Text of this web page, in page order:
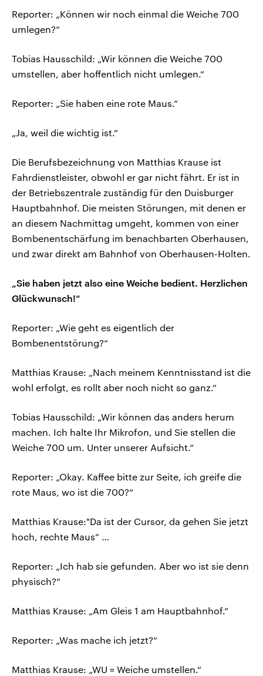
Reporter: „Können wir noch einmal die Weiche 700
umlegen?“
Tobias Hausschild: „Wir können die Weiche 700
umstellen, aber hoffentlich nicht umlegen.“
Reporter: „Sie haben eine rote Maus.“
„Ja, weil die wichtig ist.“
Die Berufsbezeichnung von Matthias Krause ist
Fahrdienstleister, obwohl er gar nicht fährt. Er ist in
der Betriebszentrale zuständig für den Duisburger
Hauptbahnhof. Die meisten Störungen, mit denen er
an diesem Nachmittag umgeht, kommen von einer
Bombenentschärfung im benachbarten Oberhausen,
und zwar direkt am Bahnhof von Oberhausen-Holten.
„Sie haben jetzt also eine Weiche bedient. Herzlichen
Glückwunsch!“
Reporter: „Wie geht es eigentlich der
Bombenentstörung?“
Matthias Krause: „Nach meinem Kenntnisstand ist die
wohl erfolgt, es rollt aber noch nicht so ganz.“
Tobias Hausschild: „Wir können das anders herum
machen. Ich halte Ihr Mikrofon, und Sie stellen die
Weiche 700 um. Unter unserer Aufsicht.“
Reporter: „Okay. Kaffee bitte zur Seite, ich greife die
rote Maus, wo ist die 700?“
Matthias Krause:"Da ist der Cursor, da gehen Sie jetzt
hoch, rechte Maus“ …
Reporter: „Ich hab sie gefunden. Aber wo ist sie denn
physisch?“
Matthias Krause: „Am Gleis 1 am Hauptbahnhof.“
Reporter: „Was mache ich jetzt?“
Matthias Krause: „WU = Weiche umstellen.“